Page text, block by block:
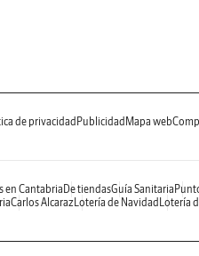
de privacidad Publicidad Mapa web
en Cantabria De tiendasGuía Sanitaria
Carlos AlcarazLotería de Navidad Lotería